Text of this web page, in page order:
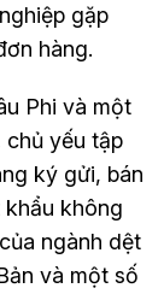
gặp
hàng.
Phi và một
yếu tập
ký gửi, bán
không
ngành dệt
và một số